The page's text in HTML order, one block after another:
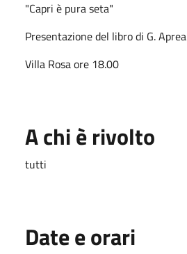
"Capri è pura seta"
Presentazione del libro di G. Aprea
Villa Rosa ore 18.00
A chi è rivolto
tutti
Date e orari